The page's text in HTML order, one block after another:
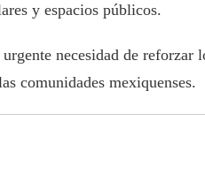
y espacios públicos.
necesidad de
comunidades mexiquenses.